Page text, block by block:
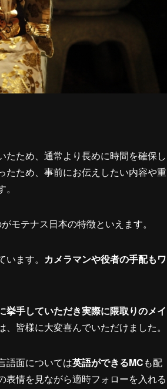
ため、通常より長めに時間を確保し
たため、事前にお伝えしたい内容や重
モテナス日本の特徴といえます。
ます。 カメラマンや役者の手配もワ
挙手していただき実際に隈取りのメイ
皆様に大変喜んでいただけました。
語面については英語ができるMCも配
情を見ながら適時フォローを入れる